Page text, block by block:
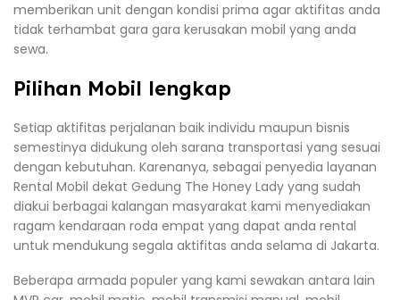
memberikan unit dengan kondisi prima agar aktifitas anda
tidak terhambat gara gara kerusakan mobil yang anda
sewa.
Pilihan Mobil lengkap
Setiap aktifitas perjalanan baik individu maupun bisnis
semestinya didukung oleh sarana transportasi yang sesuai
dengan kebutuhan. Karenanya, sebagai penyedia layanan
Rental Mobil dekat Gedung The Honey Lady yang sudah
diakui berbagai kalangan masyarakat kami menyediakan
ragam kendaraan roda empat yang dapat anda rental
untuk mendukung segala aktifitas anda selama di Jakarta.
Beberapa armada populer yang kami sewakan antara lain